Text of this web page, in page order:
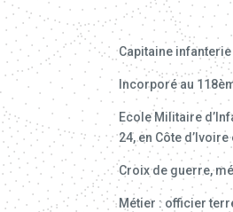
Capitaine
Incorporé au
Ecole Militaire
24, en Côte d’Ivoire
Croix de guerre,
Métier : officier